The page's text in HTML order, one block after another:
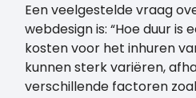
Een veelgestelde vraag
webdesign is: “Hoe duur is
kosten voor het inhuren
kunnen sterk variëren,
verschillende factoren